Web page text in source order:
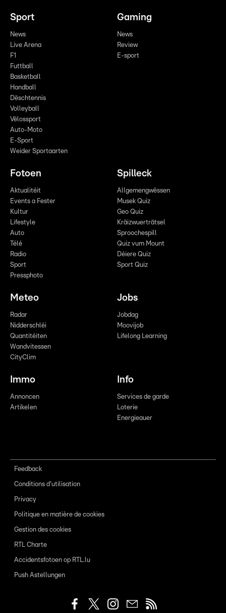
Sport
News
Live Arena
F1
Futtball
Basketball
Handball
Dëschtennis
Volleyball
Vëlossport
Auto-Moto
E-Sport
Weider Sportaarten
Gaming
News
Review
E-sport
Fotoen
Aktualitéit
Events a Fester
Kultur
Lifestyle
Auto
Télé
Radio
Sport
Pressphoto
Spilleck
Allgemengwëssen
Musek Quiz
Geo Quiz
Kräizwuerträtsel
Sproochespill
Quiz vum Mount
Déiere Quiz
Sport Quiz
Meteo
Radar
Nidderschléi
Quantitéiten
Wandvitessen
CityClim
Jobs
Jobdag
Moovijob
Lifelong Learning
Immo
Annoncen
Artikelen
Info
Services de garde
Loterie
Energieauer
Feedback
Conditions d'utilisation
Privacy
Politique en matière de cookies
Gestion des cookies
RTL Charte
Accidentsfotoen op RTL.lu
Push Astellungen